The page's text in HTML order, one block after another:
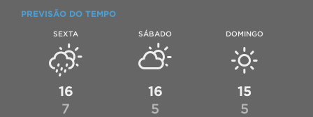
PREVISÃO DO TEMPO
SEXTA
16
7
SÁBADO
16
5
DOMINGO
15
5